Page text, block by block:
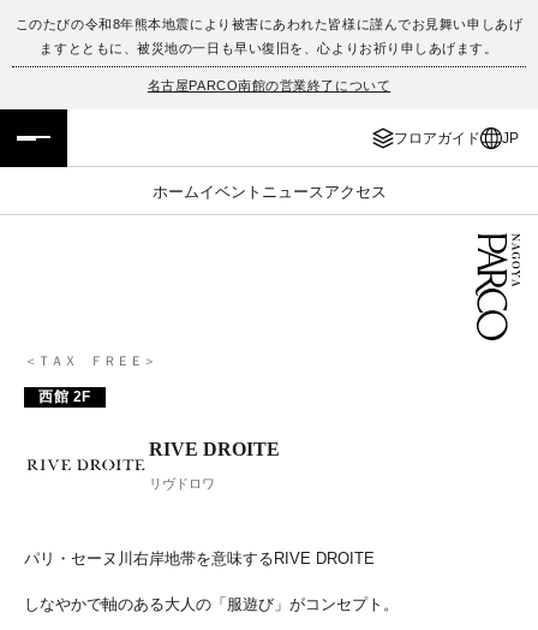
このたびの令和8年熊本地震により被害にあわれた皆様に謹んでお見舞い申しあげ
ますとともに、被災地の一日も早い復旧を、心よりお祈り申しあげます。
名古屋PARCO南館の営業終了について
フロアガイド JP
ホームイベント ニュース アクセス
フロアガイド
イベント・ポップアップ
TAX FREE
PARCOメンバーズ
ENGLISH
日本語
＜ＴＡＸ ＦＲＥＥ＞
西館 2F
RIVE DROITE
リヴドロワ
パリ・セーヌ川右岸地帯を意味するRIVE DROITE
しなやかで軸のある大人の「服遊び」がコンセプト。